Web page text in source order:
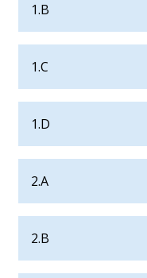
1.B
1.C
1.D
2.A
2.B